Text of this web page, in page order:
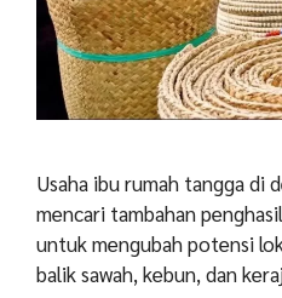
Usaha ibu rumah tangga di
mencari tambahan
untuk mengubah potensi
balik sawah, kebun, dan